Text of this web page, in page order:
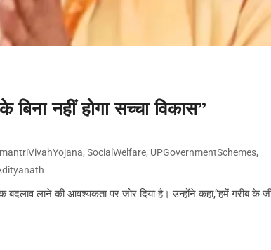
नहीं होगा सच्चा विकास”
,SocialWelfare, UPGovernmentSchemes,
लाने की आवश्यकता पर जोर दिया है। उन्होंने कहा,“हमें गरीब के